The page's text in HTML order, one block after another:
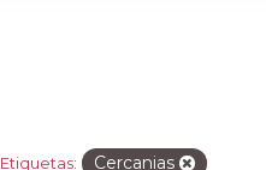
Etiquetas: Cercanias